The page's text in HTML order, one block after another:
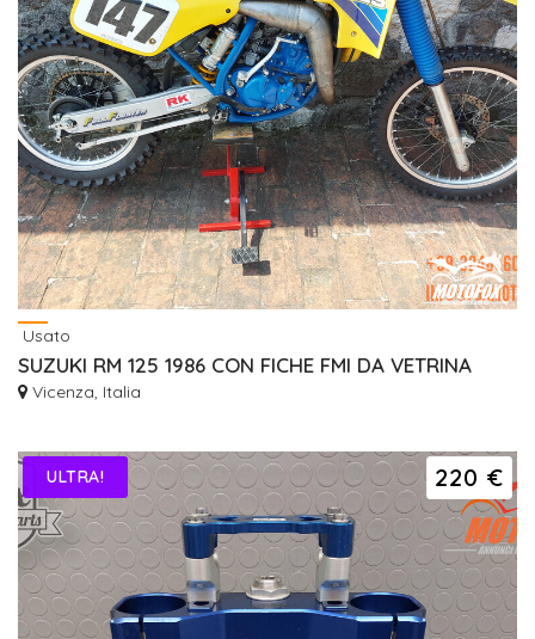
Usato
SUZUKI RM 125 1986 CON FICHE FMI DA VETRINA
Vicenza, Italia
220 €
ULTRA!